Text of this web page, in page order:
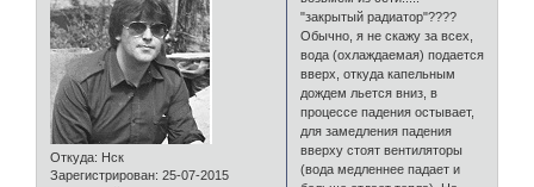
Откуда: Нск
Зарегистрирован: 25-07-2015
"закрытый радиатор"????
Обычно, я не скажу за всех,
вода (охлаждаемая) подается
вверх, откуда капельным
дождем льется вниз, в
процессе падения остывает,
для замедления падения
вверху стоят вентиляторы
(вода медленнее падает и